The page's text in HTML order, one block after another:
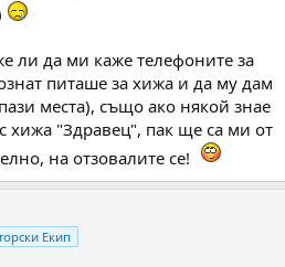
ли да ми каже телефоните за
питаше за хижа и да му дам
места), също ако някой знае
хижа "Здравец", пак ще са ми от
на отзовалите се!
Екип